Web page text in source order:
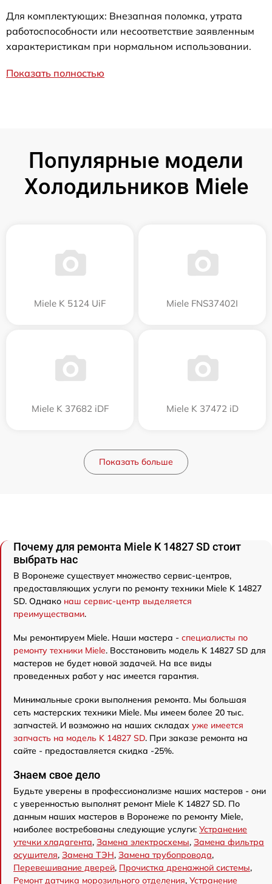
Для комплектующих: Внезапная поломка, утрата
работоспособности или несоответствие заявленным
характеристикам при нормальном использовании.
Показать полностью
Популярные модели
Холодильников Miele
Miele K 5124 UiF Miele FNS37402I
Miele K 37682 iDF Miele K 37472 iD
Показать больше
Почему для ремонта Miele K 14827 SD стоит
выбрать нас
В Воронеже существует множество сервис-центров,
предоставляющих услуги по ремонту техники Miele K 14827
SD. Однако наш сервис-центр выделяется
преимуществами.
Мы ремонтируем Miele. Наши мастера - специалисты по
ремонту техники Miele. Восстановить модель K 14827 SD для
мастеров не будет новой задачей. На все виды
проведенных работ у нас имеется гарантия.
Минимальные сроки выполнения ремонта. Мы большая
сеть мастерских техники Miele. Мы имеем более 20 тыс.
запчастей. И возможно на наших складах уже имеется
запчасть на модель K 14827 SD. При заказе ремонта на
сайте - предоставляется скидка -25%.
Знаем свое дело
Будьте уверены в профессионализме наших мастеров - они
с уверенностью выполнят ремонт Miele K 14827 SD. По
данным наших мастеров в Воронеже по ремонту Miele,
наиболее востребованы следующие услуги: Устранение
утечки хладагента, Замена электросхемы, Замена фильтра
осушителя, Замена ТЭН, Замена трубопровода,
Перевешивание дверей, Прочистка дренажной системы,
Ремонт датчика морозильного отделения, Устранение